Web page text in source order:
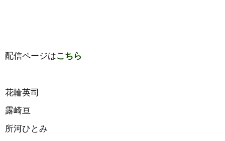
配信ページはこちら
花輪英司
露崎亘
所河ひとみ